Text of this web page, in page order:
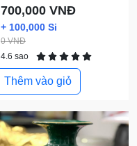
700,000 VNĐ
+ 100,000 Si
0 VNĐ
4.6 sao
Thêm vào giỏ